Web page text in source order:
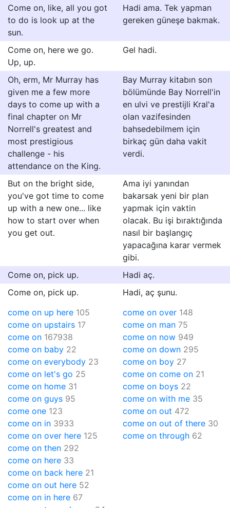
Come on, like, all you got
to do is look up at the
sun.
Hadi ama. Tek yapman
gereken güneşe bakmak.
Come on, here we go.
Up, up.
Gel hadi.
Oh, erm, Mr Murray has
given me a few more
days to come up with a
final chapter on Mr
Norrell's greatest and
most prestigious
challenge - his
attendance on the King.
Bay Murray kitabın son
bölümünde Bay Norrell'in
en ulvi ve prestijli Kral'a
olan vazifesinden
bahsedebilmem için
birkaç gün daha vakit
verdi.
But on the bright side,
you've got time to come
up with a new one... like
how to start over when
you get out.
Ama iyi yanından
bakarsak yeni bir plan
yapmak için vaktin
olacak. Bu işi bıraktığında
nasıl bir başlangıç
yapacağına karar vermek
gibi.
Come on, pick up.
Hadi aç.
Come on, pick up.
Hadi, aç şunu.
come on up here 105
come on upstairs 17
come on 167938
come on baby 22
come on everybody 23
come on let's go 25
come on home 31
come on guys 95
come one 123
come on in 3933
come on over 148
come on man 75
come on now 949
come on down 295
come on boy 27
come on come on 21
come on boys 22
come on with me 35
come on out 472
come on out of there 30
come on over here 125
come on then 292
come on here 33
come on back here 21
come on out here 52
come on in here 67
come on through 62